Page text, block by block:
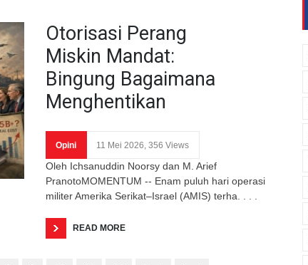
Otorisasi Perang
Miskin Mandat:
Bingung Bagaimana
Menghentikan
Opini 11 Mei 2026, 356 Views
Oleh Ichsanuddin Noorsy dan M. Arief
PranotoMOMENTUM -- Enam puluh hari operasi
militer Amerika Serikat–Israel (AMIS) terha. . . .
READ MORE